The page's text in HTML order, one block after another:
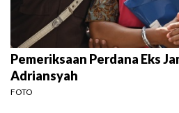
Pemeriksaan Perdana Eks
Adriansyah
FOTO